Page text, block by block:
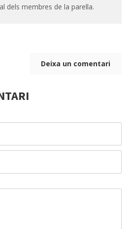
dels membres de la parella.
Deixa un comentari